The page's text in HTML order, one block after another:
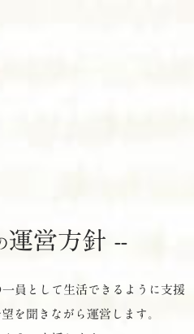
運営方針 --
一員として生活できるように支援
を聞きながら運営します。